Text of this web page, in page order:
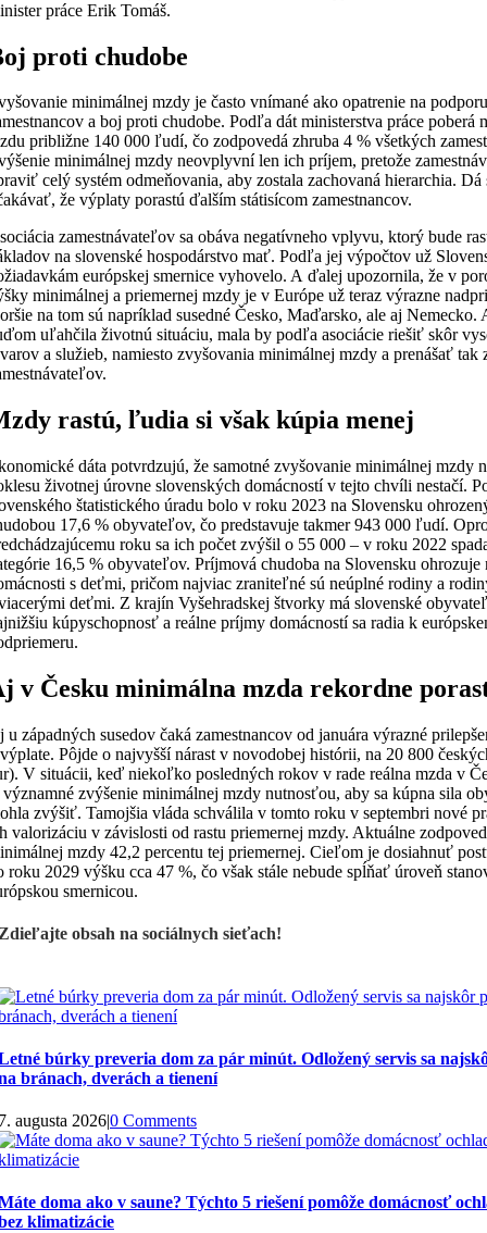
práce Erik Tomáš.
proti chudobe
minimálnej mzdy je často vnímané ako opatrenie na
a boj proti chudobe. Podľa dát ministerstva práce poberá
približne 140 000 ľudí, čo zodpovedá zhruba 4 % všetkých
minimálnej mzdy neovplyvní len ich príjem, pretože
celý systém odmeňovania, aby zostala zachovaná hierarchia. Dá
že výplaty porastú ďalším státisícom zamestnancov.
zamestnávateľov sa obáva negatívneho vplyvu, ktorý bude
na slovenské hospodárstvo mať. Podľa jej výpočtov už
európskej smernice vyhovelo. A ďalej upozornila, že v
minimálnej a priemernej mzdy je v Európe už teraz výrazne
na tom sú napríklad susedné Česko, Maďarsko, ale aj Nemecko.
uľahčila životnú situáciu, mala by podľa asociácie riešiť skôr
a služieb, namiesto zvyšovania minimálnej mzdy a prenášať tak
rastú, ľudia si však kúpia menej
dáta potvrdzujú, že samotné zvyšovanie minimálnej mzdy
životnej úrovne slovenských domácností v tejto chvíli nestačí.
štatistického úradu bolo v roku 2023 na Slovensku
17,6 % obyvateľov, čo predstavuje takmer 943 000 ľudí.
roku sa ich počet zvýšil o 55 000 – v roku 2022
16,5 % obyvateľov. Príjmová chudoba na Slovensku ohrozuje
s deťmi, pričom najviac zraniteľné sú neúplné rodiny a
deťmi. Z krajín Vyšehradskej štvorky má slovenské
kúpyschopnosť a reálne príjmy domácností sa radia k
v Česku minimálna mzda rekordne
u západných susedov čaká zamestnancov od januára výrazné
Pôjde o najvyšší nárast v novodobej histórii, na 20 800
V situácii, keď niekoľko posledných rokov v rade reálna mzda v
významné zvýšenie minimálnej mzdy nutnosťou, aby sa kúpna sila
zvýšiť. Tamojšia vláda schválila v tomto roku v septembri nové
valorizáciu v závislosti od rastu priemernej mzdy. Aktuálne
mzdy 42,2 percentu tej priemernej. Cieľom je dosiahnuť
roku 2029 výšku cca 47 %, čo však stále nebude spĺňať úroveň
smernicou.
obsah na sociálnych sieťach!
búrky preveria dom za pár minút. Odložený servis sa
bránach, dverách a tienení
augusta 2026|0 Comments
doma ako v saune? Týchto 5 riešení pomôže domácnosť
klimatizácie